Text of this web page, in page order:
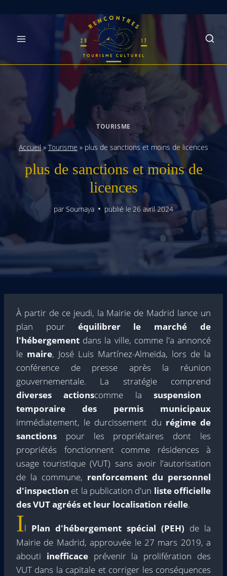
TOURISME
Accueil» Tourisme » plus de sanctions et moins de licences
plus de sanctions et moins de
licences
parSoumaya publié le 26 avril 2024
À partir de ce jeudi, la Mairie de Madrid lance un
plan pour équilibrer le marché de
l'hébergement dans la ville, comme l'a annoncé
le maire, José Luis Martínez-Almeida, lors de la
conférence de presse après la réunion
gouvernementale. La stratégie comprend
diverses actionscomme la suspension
temporaire des permis municipaux
immédiatement, le durcissement du régime de
sanctions pour les propriétaires dont les
propriétés fonctionnent comme résidences à
usage touristique (VUT) sans avoir l'autorisation
de la commune, renforcement du personnel
d'inspection et la publication d'un liste officielle
des VUT agréés et leur localisation réelle.
Il Plan d'hébergement spécial (PEH) de la
Mairie de Madrid, approuvée le 27 mars 2019, a
abouti inefficaceprévenir la prolifération des
VUT dans la capitale et corriger les conséquences